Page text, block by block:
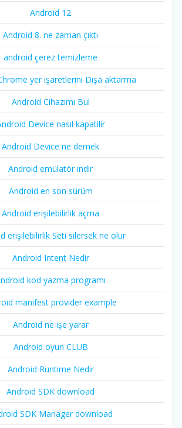
Android 12
Android 8. ne zaman çıktı
android çerez temizleme
yer işaretlerini Dışa aktarma
Android Cihazımı Bul
Device nasıl kapatilir
Android Device ne demek
Android emülatör indir
Android en son sürüm
Android erişilebilirlik açma
erişilebilirlik Seti silersek ne olur
Android Intent Nedir
kod yazma programı
manifest provider example
Android ne işe yarar
Android oyun CLUB
Android Runtime Nedir
Android SDK download
SDK Manager download